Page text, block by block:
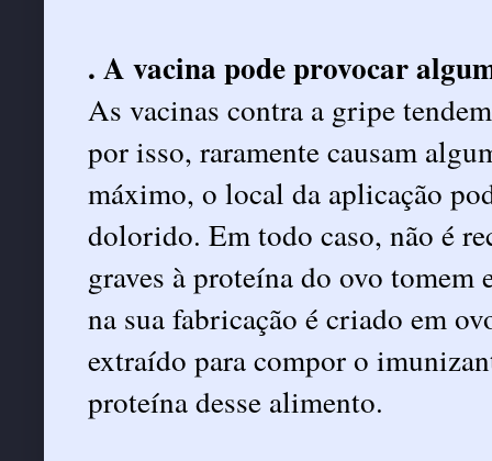
. A vacina pode provocar
As vacinas contra a gripe
por isso, raramente causam
máximo, o local da aplicação
dolorido. Em todo caso, não é
graves à proteína do ovo tomem
na sua fabricação é criado em
extraído para compor o
proteína desse alimento.